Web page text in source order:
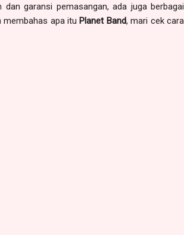
garansi pemasangan, ada juga berbagai
membahas apa itu Planet Band, mari cek cara